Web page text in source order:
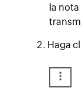
la
Haga